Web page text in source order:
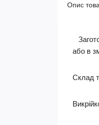
Опис
або в
Склад